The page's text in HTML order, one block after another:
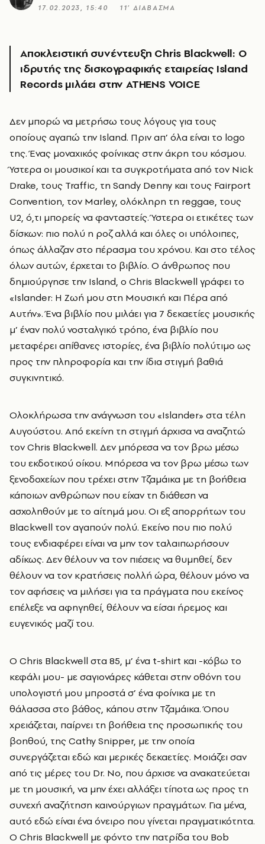
17.02.2023, 15:40 11’ ΔΙΑΒΑΣΜΑ
Αποκλειστική συνέντευξη Chris Blackwell: Ο
ιδρυτής της δισκογραφικής εταιρείας Island
Records μιλάει στηνATHENS VOICE
Δεν μπορώ να μετρήσω τους λόγους για τους
οποίους αγαπώ την Island. Πριν απ’ όλα είναι το logo
της. Ένας μοναχικός φοίνικας στην άκρη του κόσμου.
Ύστερα οι μουσικοί και τα συγκροτήματα από τον Nick
Drake, τους Traffic, τη Sandy Denny και τους Fairport
Convention, τον Marley, ολόκληρη τη reggae, τους
U2, ό,τι μπορείς να φανταστείς. Ύστερα οι ετικέτες των
δίσκων: πιο πολύ η ροζ αλλά και όλες οι υπόλοιπες,
όπως άλλαζαν στο πέρασμα του χρόνου. Και στο τέλος
όλων αυτών, έρχεται το βιβλίο. Ο άνθρωπος που
δημιούργησε την Island, ο Chris Blackwell γράφει το
«Islander: Η Ζωή μου στη Μουσική και Πέρα από
Αυτήν». Ένα βιβλίο που μιλάει για 7 δεκαετίες μουσικής
μ’ έναν πολύ νοσταλγικό τρόπο, ένα βιβλίο που
μεταφέρει απίθανες ιστορίες, ένα βιβλίο πολύτιμο ως
προς την πληροφορία και την ίδια στιγμή βαθιά
συγκινητικό.
Ολοκλήρωσα την ανάγνωση του «Islander» στα τέλη
Αυγούστου. Από εκείνη τη στιγμή άρχισα να αναζητώ
τον Chris Blackwell. Δεν μπόρεσα να τον βρω μέσω
του εκδοτικού οίκου. Μπόρεσα να τον βρω μέσω των
ξενοδοχείων που τρέχει στην Τζαμάικα με τη βοήθεια
κάποιων ανθρώπων που είχαν τη διάθεση να
ασχοληθούν με το αίτημά μου. Οι εξ απορρήτων του
Blackwell τον αγαπούν πολύ. Εκείνο που πιο πολύ
τους ενδιαφέρει είναι να μην τον ταλαιπωρήσουν
αδίκως. Δεν θέλουν να τον πιέσεις να θυμηθεί, δεν
θέλουν να τον κρατήσεις πολλή ώρα, θέλουν μόνο να
τον αφήσεις να μιλήσει για τα πράγματα που εκείνος
επέλεξε να αφηγηθεί, θέλουν να είσαι ήρεμος και
ευγενικός μαζί του.
Ο Chris Blackwell στα 85, μ’ ένα t-shirt και -κόβω το
κεφάλι μου- με σαγιονάρες κάθεται στην οθόνη του
υπολογιστή μου μπροστά σ’ ένα φοίνικα με τη
θάλασσα στο βάθος, κάπου στην Τζαμάικα. Όπου
χρειάζεται, παίρνει τη βοήθεια της προσωπικής του
βοηθού, της Cathy Snipper, με την οποία
συνεργάζεται εδώ και μερικές δεκαετίες. Μοιάζει σαν
από τις μέρες του Dr. No, που άρχισε να ανακατεύεται
με τη μουσική, να μην έχει αλλάξει τίποτα ως προς τη
συνεχή αναζήτηση καινούργιων πραγμάτων. Για μένα,
αυτό εδώ είναι ένα όνειρο που γίνεται πραγματικότητα.
Ο Chris Blackwell με φόντο την πατρίδα του Bob